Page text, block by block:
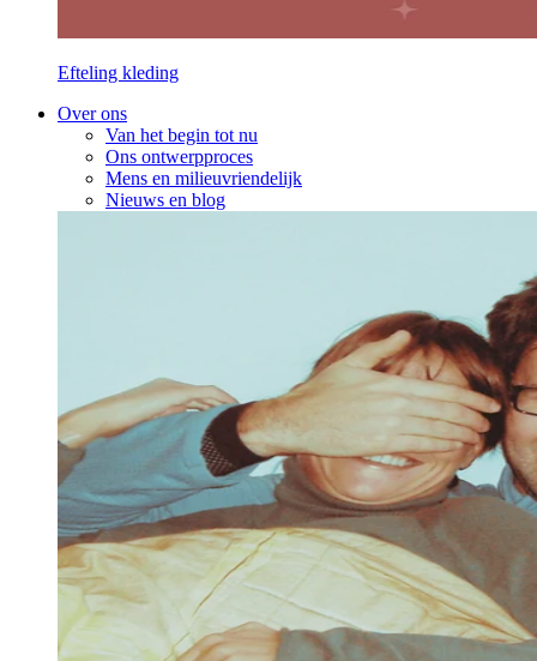
Efteling kleding
Over ons
Van het begin tot nu
Ons ontwerpproces
Mens en milieuvriendelijk
Nieuws en blog